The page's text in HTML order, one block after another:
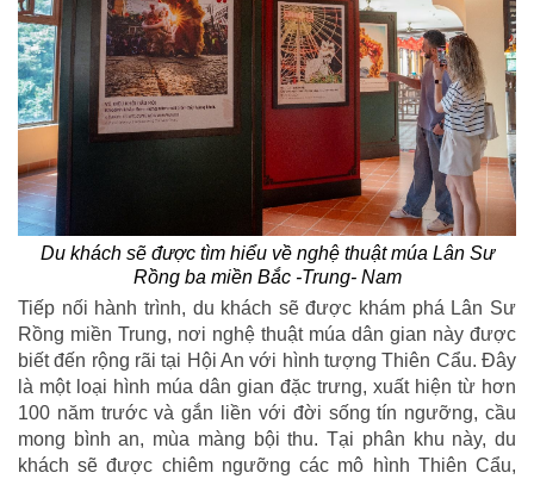
Du khách sẽ được tìm hiểu về nghệ thuật múa Lân Sư
Rồng ba miền Bắc -Trung- Nam
Tiếp nối hành trình, du khách sẽ được khám phá Lân Sư
Rồng miền Trung, nơi nghệ thuật múa dân gian này được
biết đến rộng rãi tại Hội An với hình tượng Thiên Cẩu. Đây
là một loại hình múa dân gian đặc trưng, xuất hiện từ hơn
100 năm trước và gắn liền với đời sống tín ngưỡng, cầu
mong bình an, mùa màng bội thu. Tại phân khu này, du
khách sẽ được chiêm ngưỡng các mô hình Thiên Cẩu,